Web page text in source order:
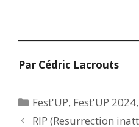
Par Cédric Lacrouts
Catégories
Fest'UP, Fest'UP 2024
RIP (Resurrection